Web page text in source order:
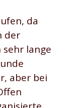
da
der
sehr lange
aber bei